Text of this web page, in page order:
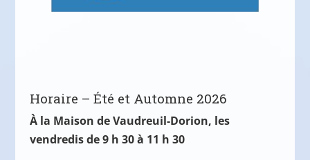
Horaire – Été et Automne 2026
À la Maison de Vaudreuil-Dorion, les
vendredis de 9 h 30 à 11 h 30